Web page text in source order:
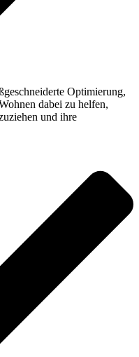
Optimierung,
dabei zu helfen,
und ihre